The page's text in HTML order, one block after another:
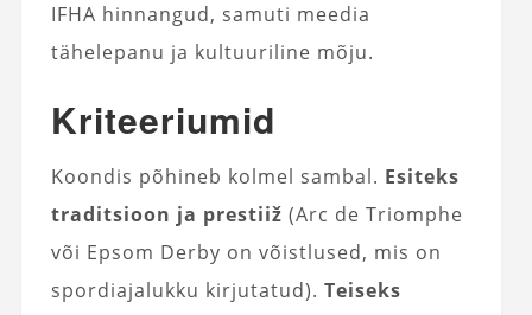
IFHA hinnangud, samuti meedia
tähelepanu ja kultuuriline mõju.
Kriteeriumid
Koondis põhineb kolmel sambal. Esiteks
traditsioon ja prestiiž (Arc de Triomphe
või Epsom Derby on võistlused, mis on
spordiajalukku kirjutatud). Teiseks